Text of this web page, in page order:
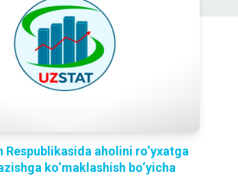
Respublikasida aholini ro‘yxatga
ko‘maklashish bo‘yicha